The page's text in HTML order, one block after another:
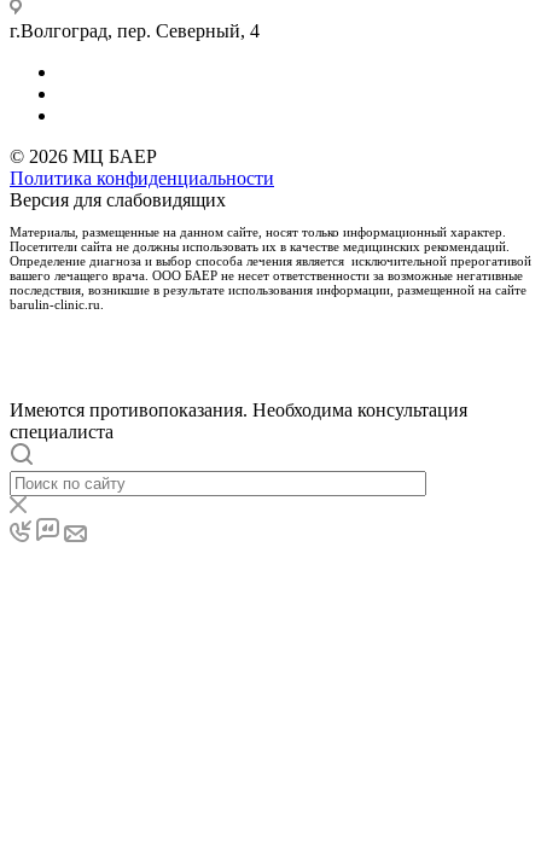
г.Волгоград, пер. Северный, 4
© 2026 МЦ БАЕР
Политика конфиденциальности
Версия для слабовидящих
Материалы, размещенные на данном сайте, носят только информационный характер.
Посетители сайта не должны использовать их в качестве медицинских рекомендаций.
Определение диагноза и выбор способа лечения является исключительной прерогативой
вашего лечащего врача. ООО БАЕР не несет ответственности за возможные негативные
последствия, возникшие в результате использования информации, размещенной на сайте
barulin-clinic.ru.
Имеются противопоказания. Необходима консультация
специалиста